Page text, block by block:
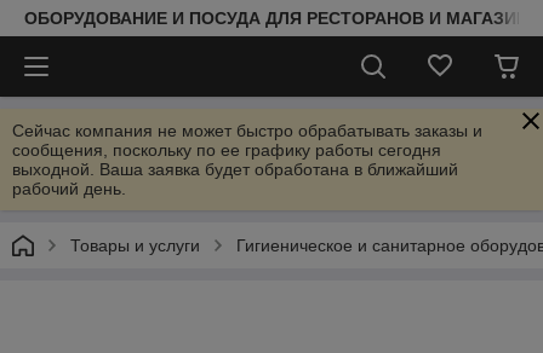
ОБОРУДОВАНИЕ И ПОСУДА ДЛЯ РЕСТОРАНОВ И
Сейчас компания не может быстро обрабатывать заказы и
сообщения, поскольку по ее графику работы сегодня
выходной. Ваша заявка будет обработана в ближайший
рабочий день.
Товары и услуги Гигиеническое и санитарное